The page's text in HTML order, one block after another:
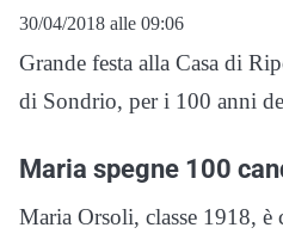
30/04/2018 alle 09:06
Grande festa alla Casa di
di Sondrio, per i 100 anni
Maria spegne 100
Maria Orsoli, classe 1918, è